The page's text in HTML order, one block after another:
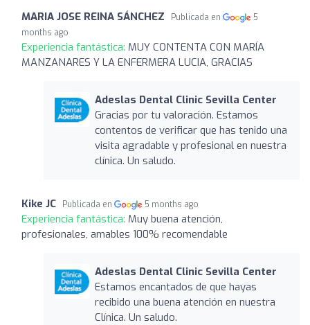
MARIA JOSE REINA SÁNCHEZ Publicada en
5
months ago
Experiencia fantástica: MUY CONTENTA CON MARÍA
MANZANARES Y LA ENFERMERA LUCIA, GRACIAS
Adeslas Dental Clinic Sevilla Center
Gracias por tu valoración. Estamos
contentos de verificar que has tenido una
visita agradable y profesional en nuestra
clínica. Un saludo.
Kike JC Publicada en 5 months ago
Experiencia fantástica: Muy buena atención,
profesionales, amables 100% recomendable
Adeslas Dental Clinic Sevilla Center
Estamos encantados de que hayas
recibido una buena atención en nuestra
Clínica. Un saludo.